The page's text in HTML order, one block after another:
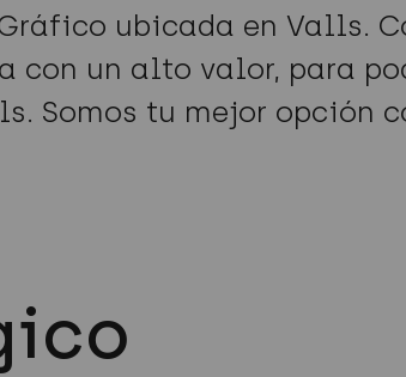
ubicada en Valls.
con un alto valor, para
Somos tu mejor opción